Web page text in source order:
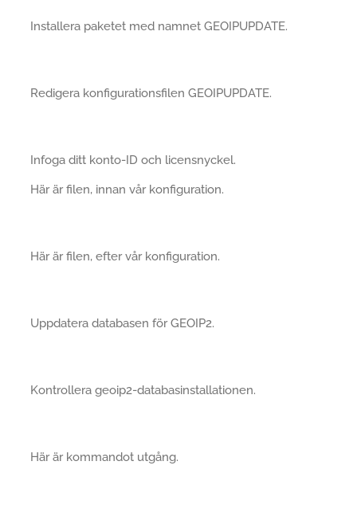
Installera paketet med namnet GEOIPUPDATE.
Redigera konfigurationsfilen GEOIPUPDATE.
Infoga ditt konto-ID och licensnyckel.
Här är filen, innan vår konfiguration.
Här är filen, efter vår konfiguration.
Uppdatera databasen för GEOIP2.
Kontrollera geoip2-databasinstallationen.
Här är kommandot utgång.